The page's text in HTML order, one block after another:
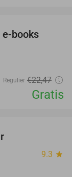
books
Regulier €22,47
Gratis
9.3 star